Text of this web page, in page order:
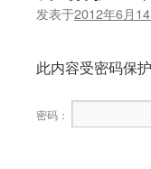
发表于2012年6月
此内容受密码保
密码：